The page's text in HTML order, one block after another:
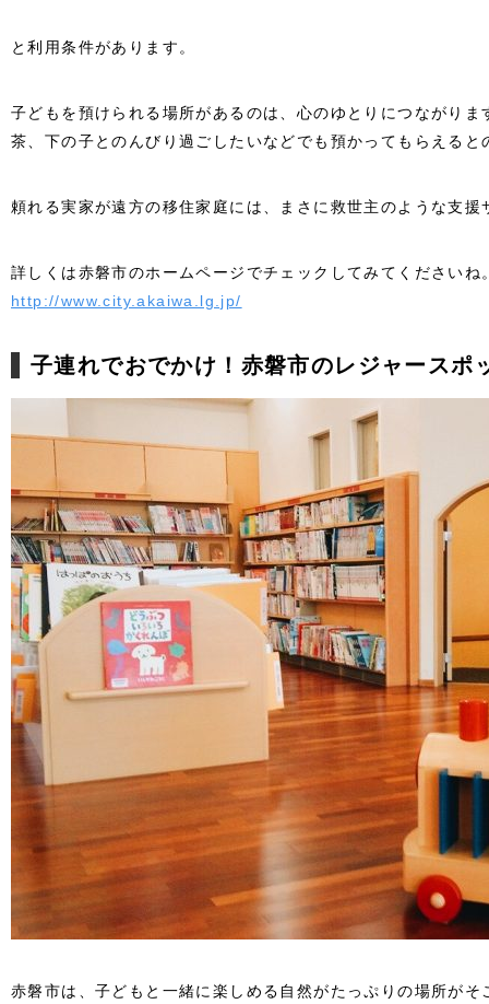
と利用条件があります。
子どもを預けられる場所があるのは、心のゆとりにつながり
茶、下の子とのんびり過ごしたいなどでも預かってもらえると
頼れる実家が遠方の移住家庭には、まさに救世主のような支
詳しくは赤磐市のホームページでチェックしてみてくださいね
http://www.city.akaiwa.lg.jp/
子連れでおでかけ！赤磐市のレジャースポ
赤磐市は、子どもと一緒に楽しめる自然がたっぷりの場所が